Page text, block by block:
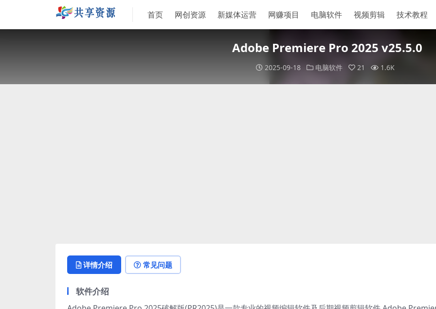
首页 网创资源 新媒体运营 网赚项目 电脑软件 视频剪辑 技术教程
Adobe Premiere Pro 2025 v25.5.0
2025-09-18 电脑软件 21 1.6K
详情介绍 常见问题
软件介绍